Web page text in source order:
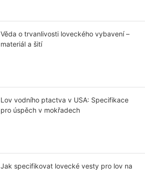
Věda o trvanlivosti loveckého vybavení –
materiál a šití
Lov vodního ptactva v USA: Specifikace
pro úspěch v mokřadech
Jak specifikovat lovecké vesty pro lov na